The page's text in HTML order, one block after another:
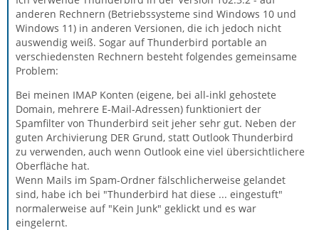
anderen Rechnern (Betriebssysteme sind Windows 10 und
Windows 11) in anderen Versionen, die ich jedoch nicht
auswendig weiß. Sogar auf Thunderbird portable an
verschiedensten Rechnern besteht folgendes gemeinsame
Problem:
Bei meinen IMAP Konten (eigene, bei all-inkl gehostete
Domain, mehrere E-Mail-Adressen) funktioniert der
Spamfilter von Thunderbird seit jeher sehr gut. Neben der
guten Archivierung DER Grund, statt Outlook Thunderbird
zu verwenden, auch wenn Outlook eine viel übersichtlichere
Oberfläche hat.
Wenn Mails im Spam-Ordner fälschlicherweise gelandet
sind, habe ich bei "Thunderbird hat diese ... eingestuft"
normalerweise auf "Kein Junk" geklickt und es war
eingelernt.